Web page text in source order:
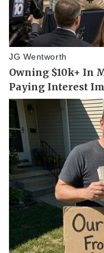
Doanh nghiệp
Thông tin doanh nghiệp
Doanh nghiệp 24h
Doanh nhân
Vì cộng đồng